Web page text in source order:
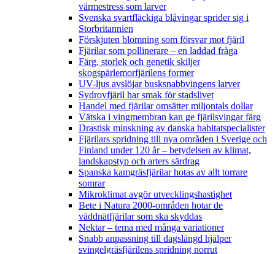
värmestress som larver
Svenska svartfläckiga blåvingar sprider sig i
Storbritannien
Förskjuten blomning som försvar mot fjäril
Fjärilar som pollinerare – en laddad fråga
Färg, storlek och genetik skiljer
skogspärlemorfjärilens former
UV-ljus avslöjar busksnabbvingens larver
Sydrovfjäril har smak för stadslivet
Handel med fjärilar omsätter miljontals dollar
Vätska i vingmembran kan ge fjärilsvingar färg
Drastisk minskning av danska habitatspecialister
Fjärilars spridning till nya områden i Sverige och
Finland under 120 år– betydelsen av klimat,
landskapstyp och arters särdrag
Spanska kamgräsfjärilar hotas av allt torrare
somrar
Mikroklimat avgör utvecklingshastighet
Bete i Natura 2000-områden hotar de
väddnätfjärilar som ska skyddas
Nektar – tema med många variationer
Snabb anpassning till dagslängd hjälper
svingelgräsfjärilens spridning norrut